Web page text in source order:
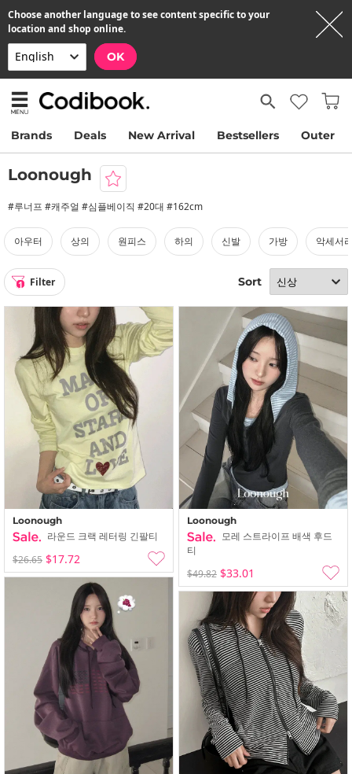
Choose another language to see content specific to your
location and shop online.
OK
Brands Deals New Arrival Bestsellers Outer
Loonough
#루너프 #캐주얼 #심플베이직 #20대 #162cm
아우터 상의 원피스 하의 신발 가방 악세서
1 Filter Sort
Loonough
라운드 크랙 레터링 긴팔티
$26.65 $17.72
Loonough
모레 스트라이프 배색 후드
티
$49.82 $33.01